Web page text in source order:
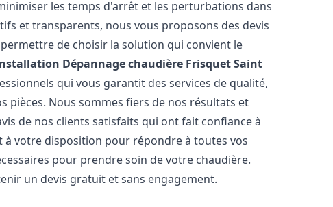
les temps d'arrêt et les perturbations dans
et transparents, nous vous proposons des devis
de choisir la solution qui convient le
Dépannage chaudière FrisquetSaint
qui vous garantit des services de qualité,
pièces. Nous sommes fiers de nos résultats et
de nos clients satisfaits qui ont fait confiance à
votre disposition pour répondre à toutes vos
pour prendre soin de votre chaudière.
un devis gratuit et sans engagement.